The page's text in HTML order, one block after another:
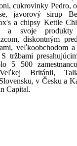
cukrovinky Pedro,
javorový sirup
a chipsy Kettle
a svoje produkty
diskontným
veľkoobchodom
tržbami
5 500
Británii,
v Česku a
Capital.